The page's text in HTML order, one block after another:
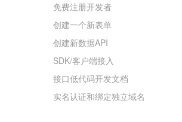
免费注册开发者
创建一个新表单
创建新数据API
SDK/客户端接入
接口低代码开发文档
实名认证和绑定独立域名